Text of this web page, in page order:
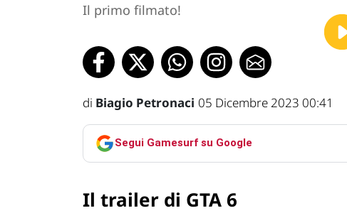
Il primo filmato!
di Biagio Petronaci 05 Dicembre 2023 00:41
Segui Gamesurf su Google
Il trailer di GTA 6